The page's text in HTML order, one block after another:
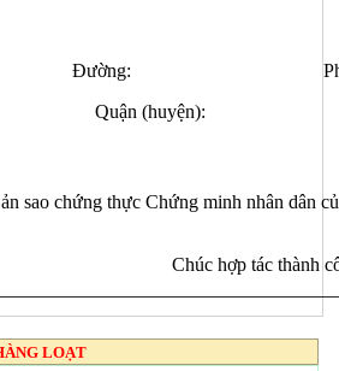
Đường:
Quận
sao chứng thực Chứng minh nhân dân
Chúc hợp tác thành
LOẠT